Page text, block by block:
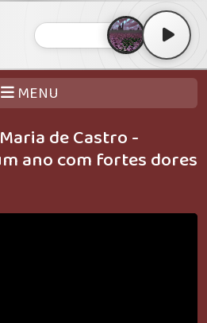
MENU
de Castro -
ano com fortes dores